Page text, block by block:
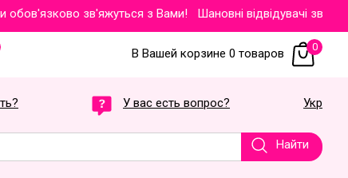
зв'яжуться з Вами!Шановні відвідувачі
В Вашей корзине 0 товаров 0
У вас есть вопрос? Укр
Найти